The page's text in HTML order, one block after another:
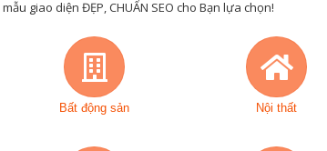
giao diện ĐẸP, CHUẨN SEO cho Bạn lựa chọn!
Bất động sản Nội thất